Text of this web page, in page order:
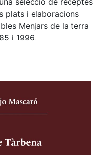
plats i elaboracions
Menjars de la terra
i 1996.